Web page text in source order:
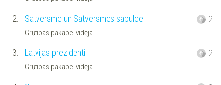
2. Satversme un Satversmes sapulce
Grūtības pakāpe: vidēja
2
3. Latvijas prezidenti
Grūtības pakāpe: vidēja
2